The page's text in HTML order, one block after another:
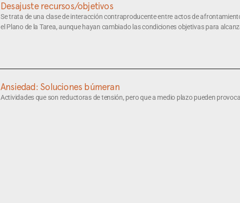
Desajuste recursos/objetivos
Se trata de una clase de interacción contraproducente entre actos de
el Plano de la Tarea, aunque hayan cambiado las condiciones objetivas para
Ansiedad: Soluciones búmeran
Actividades que son reductoras de tensión, pero que a medio plazo pueden